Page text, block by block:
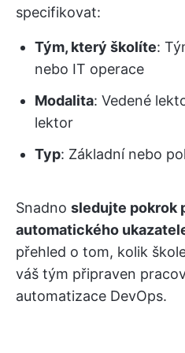
specifikovat:
Tým, který školíte:
nebo IT operace
Modalita: Vedené
lektor
Typ: Základní nebo
Snadno sledujte pokrok
automatického
přehled o tom, kolik
váš tým připraven
automatizace DevOps.